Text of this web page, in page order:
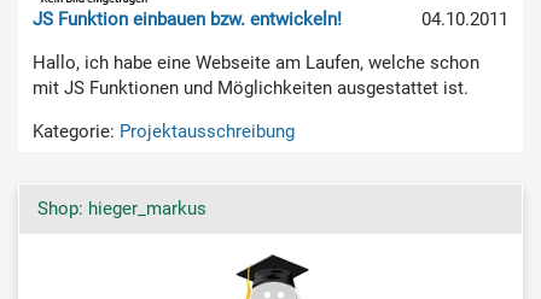
04.10.2011
JS Funktion einbauen bzw. entwickeln!
Hallo, ich habe eine Webseite am Laufen, welche schon
mit JS Funktionen und Möglichkeiten ausgestattet ist.
Kategorie: Projektausschreibung
Shop: hieger_markus